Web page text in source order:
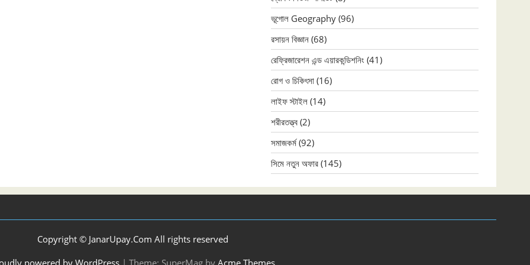
ভূগোল Geography (96)
রসায়ন বিজ্ঞান (68)
রেফ্রিজারেশন এন্ড এয়ারকন্ডিশনিং (41)
রোগ ও চিকিৎসা (16)
লাইফ স্টাইল (14)
শরীরতত্ত্ব (2)
সমাজকর্ম(92)
সিমে নতুন ‍অফার (145)
Copyright © JanarUpay.Com All rights reserved
powered by WordPress | Theme: SuperMag by Acme Themes